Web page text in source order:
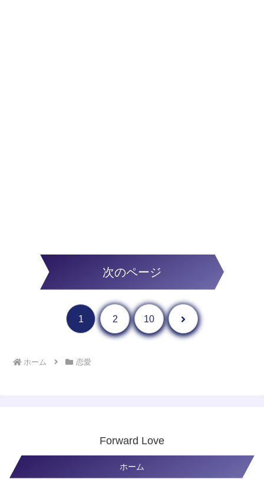
次のページ
1 2 10 次へ
ホーム 恋愛
Forward Love
ホーム